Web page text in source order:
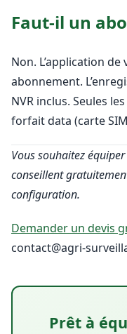
Faut-il un
Non. L’application
abonnement.
NVR inclus. Seules
forfait data (carte
Vous souhaitez
conseillent
configuration.
Demander un devis
contact@agri-
Prêt à